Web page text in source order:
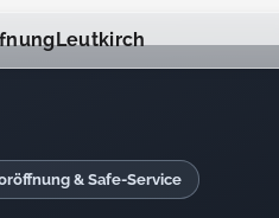
Leutkirch
& Safe-Service